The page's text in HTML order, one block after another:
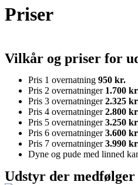
Priser
Vilkår og priser for
Pris 1 overnatning 950 kr.
Pris 2 overnatninger 1.700
Pris 3 overnatninger2.325
Pris 4 overnatninger2.800
Pris 5 overnatninger3.250
Pris 6 overnatninger3.600
Pris 7 overnatninger3.990
Dyne og pude med linned
Udstyr der medfølger